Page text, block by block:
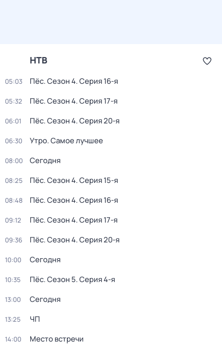
НТВ
05:03 Пёс. Сезон 4. Серия 16-я
05:32 Пёс. Сезон 4. Серия 17-я
06:01 Пёс. Сезон 4. Серия 20-я
06:30 Утро. Самое лучшее
08:00 Сегодня
08:25 Пёс. Сезон 4. Серия 15-я
08:48 Пёс. Сезон 4. Серия 16-я
09:12 Пёс. Сезон 4. Серия 17-я
09:36 Пёс. Сезон 4. Серия 20-я
10:00 Сегодня
10:35 Пёс. Сезон 5. Серия 4-я
13:00 Сегодня
13:25 ЧП
14:00 Место встречи